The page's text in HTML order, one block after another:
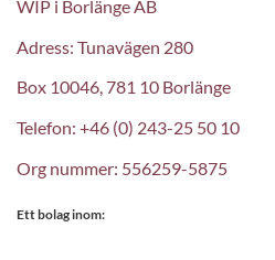
WIP i Borlänge AB
Adress: Tunavägen 280
Box 10046, 781 10 Borlänge
Telefon: +46 (0) 243-25 50 10
Org nummer: 556259-5875
Ett bolag inom: